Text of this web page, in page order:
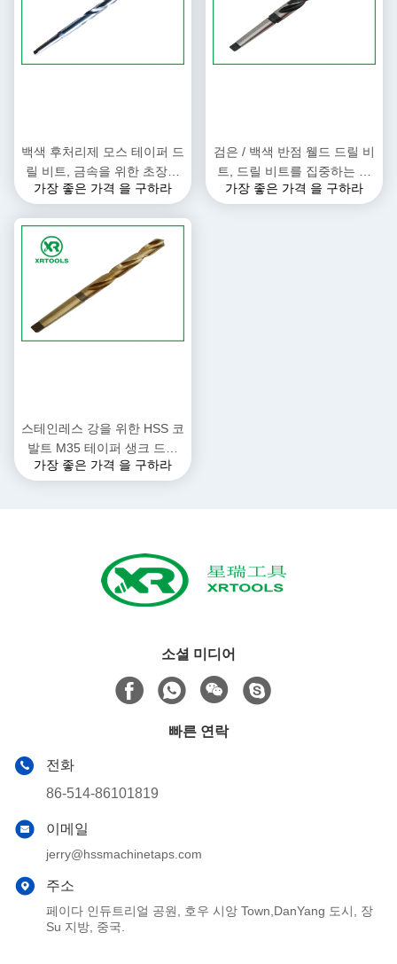
백색 후처리제 모스 테이퍼 드
릴 비트, 금속을 위한 초장축
끝이 좁아진 드릴 비트
가장 좋은 가격 을 구하라
검은 / 백색 반점 웰드 드릴 비
트, 드릴 비트를 집중하는 고
속강 본인
가장 좋은 가격 을 구하라
스테인레스 강을 위한 HSS 코
발트 M35 테이퍼 생크 드릴
비트 / 마텔은 절차를 분쇄했
가장 좋은 가격 을 구하라
소셜 미디어
빠른 연락
전화
86-514-86101819
이메일
jerry@hssmachinetaps.com
주소
페이다 인듀트리얼 공원, 호우 시앙 Town,DanYang 도시, 장
Su 지방, 중국.